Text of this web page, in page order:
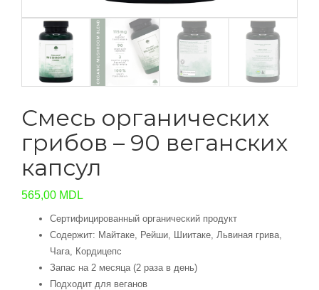
Смесь органических
грибов – 90 веганских
капсул
565,00 MDL
Сертифицированный органический продукт
Содержит: Майтаке, Рейши, Шиитаке, Львиная грива,
Чага, Кордицепс
Запас на 2 месяца (2 раза в день)
Подходит для веганов